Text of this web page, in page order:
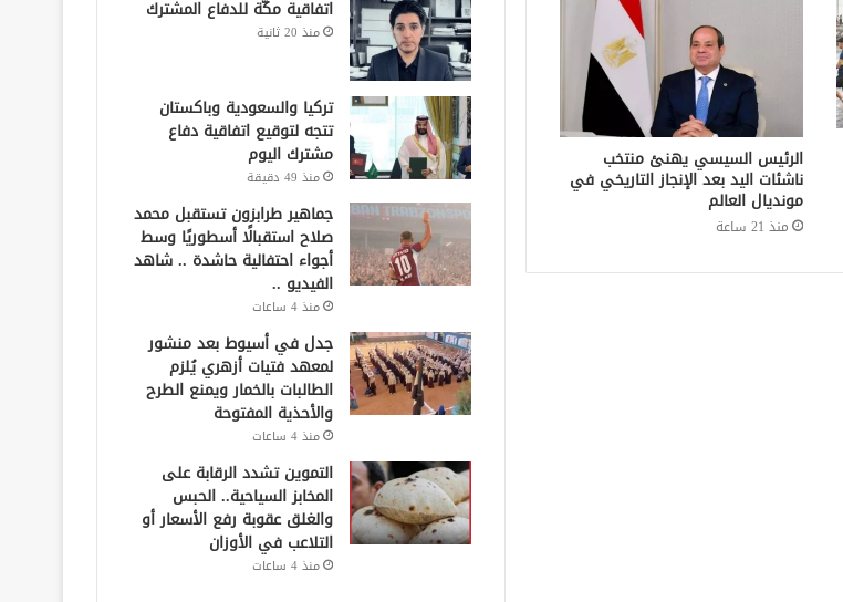
الرئيس السيسي يهنئ منتخب
ناشئات اليد بعد الإنجاز التاريخي في
مونديال العالم
منذ 21 ساعة
اتفاقية مكّة للدفاع المشترك
منذ 20 ثانية
تركيا والسعودية وباكستان
تتجه لتوقيع اتفاقية دفاع
مشترك اليوم
منذ 49 دقيقة
جماهير طرابزون تستقبل محمد
صلاح استقبالًا أسطوريًا وسط
أجواء احتفالية حاشدة .. شاهد
الفيديو ..
منذ 4 ساعات
جدل في أسيوط بعد منشور
لمعهد فتيات أزهري يُلزم
الطالبات بالخمار ويمنع الطرح
والأحذية المفتوحة
منذ 4 ساعات
التموين تشدد الرقابة على
المخابز السياحية.. الحبس
والغلق عقوبة رفع الأسعار أو
التلاعب في الأوزان
منذ 4 ساعات